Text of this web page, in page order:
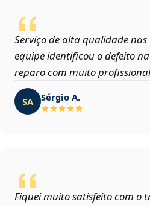
Serviço de alta qualidade nas
equipe identificou o defeito
reparo com muito
SA Sérgio A.
Fiquei muito satisfeito com o